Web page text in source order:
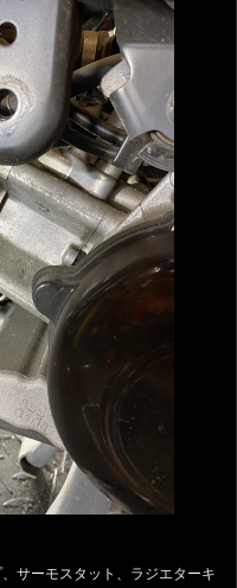
サーモスタット、ラジエターキ